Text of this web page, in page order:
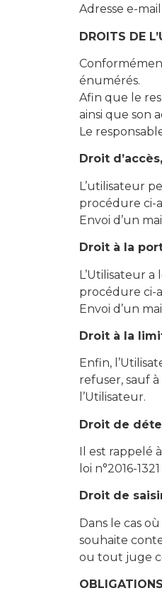
Adresse e-
DROITS DE
énumérés.
Afin que le
ainsi que son
Le
Droit
L’utilisateur
procédure ci-
Envoi d’un
Droit à la
L’Utilisateur
procédure ci-
Envoi d’un
Droit à la
Enfin,
refuser, sauf
l’Utilisateur.
Droit de
Il est rappelé
loi n°2016-
Droit de
Dans le cas
souhaite
ou tout juge